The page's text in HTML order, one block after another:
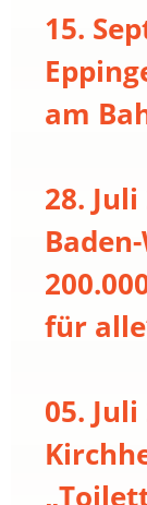
15.
am
28. Juli
für
05. Juli